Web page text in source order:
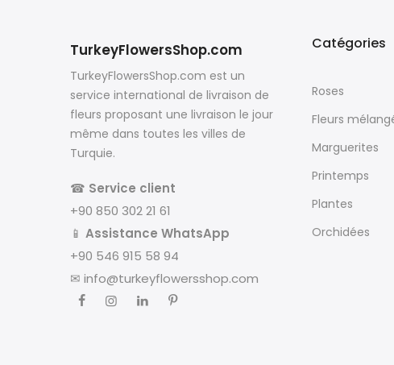
TurkeyFlowersShop.com
TurkeyFlowersShop.com est un
service international de livraison de
fleurs proposant une livraison le jour
même dans toutes les villes de
Turquie.
☎ Service client
+90 850 302 21 61
📱 Assistance WhatsApp
+90 546 915 58 94
✉ info@turkeyflowersshop.com
Catégories
Roses
Fleurs
Marguerites
Printemps
Plantes
Orchidées